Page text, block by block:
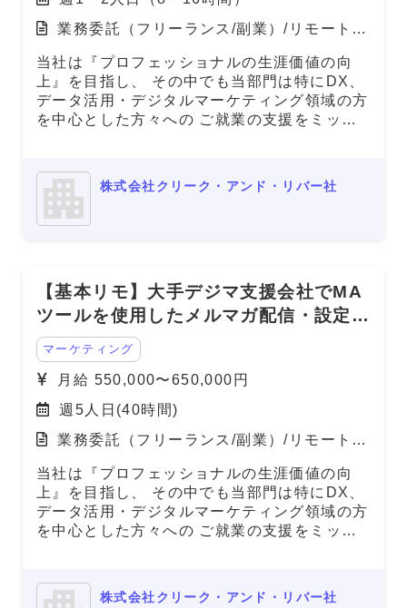
業務委託（フリーランス/副業）/リモート
当社は『プロフェッショナルの生涯価値の向
上』を目指し、 その中でも当部門は特にDX、
データ活用・デジタルマーケティング領域の方
を中心とした方々への ご就業の支援をミッシ
ります。
株式会社クリーク・アンド・リバー社
【基本リモ】大手デジマ支援会社でMA
ツールを使用したメルマガ配信・設定業
務！
マーケティング
月給 550,000〜650,000円
週5人日(40時間)
業務委託（フリーランス/副業）/リモート
当社は『プロフェッショナルの生涯価値の向
上』を目指し、 その中でも当部門は特にDX、
データ活用・デジタルマーケティング領域の方
を中心とした方々への ご就業の支援をミッシ
ります。
株式会社クリーク・アンド・リバー社